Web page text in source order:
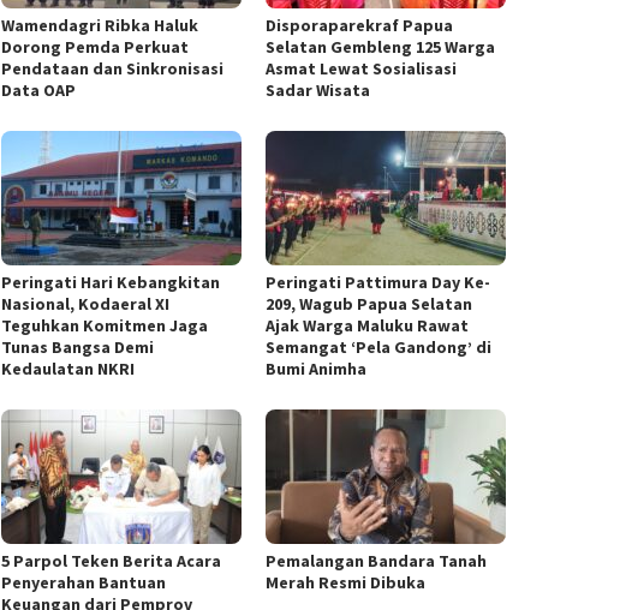
Wamendagri Ribka Haluk
Dorong Pemda Perkuat
Pendataan dan Sinkronisasi
Data OAP
Disporaparekraf Papua
Selatan Gembleng 125 Warga
Asmat Lewat Sosialisasi
Sadar Wisata
Peringati Hari Kebangkitan
Nasional, Kodaeral XI
Teguhkan Komitmen Jaga
Tunas Bangsa Demi
Kedaulatan NKRI
Peringati Pattimura Day Ke-
209, Wagub Papua Selatan
Ajak Warga Maluku Rawat
Semangat ‘Pela Gandong’ di
Bumi Animha
5 Parpol Teken Berita Acara
Penyerahan Bantuan
Keuangan dari Pemprov
Pemalangan Bandara Tanah
Merah Resmi Dibuka